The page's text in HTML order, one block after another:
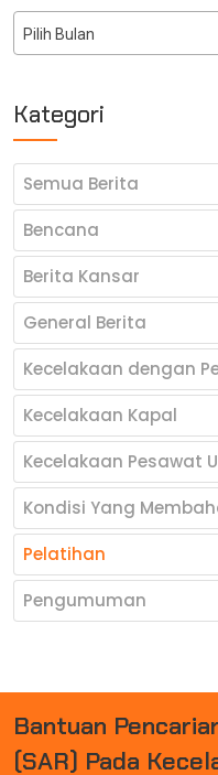
Pilih Bulan
Kategori
Semua Berita
Bencana
Berita Kansar
General Berita
Kecelakaan dengan
Kecelakaan Kapal
Kecelakaan Pesawat
Kondisi Yang
Pelatihan
Pengumuman
BANTUAN PENCARIA
(SAR) PADA KECEL